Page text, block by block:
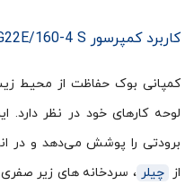
کاربرد کمپرسور HG22E/160-4 S
کمپانی بوک حفاظت از محیط
لوحه کارهای خود در نظر
برودتی را پوشش می‌دهد و در
از
چیلر ، سردخانه های زیر صفری